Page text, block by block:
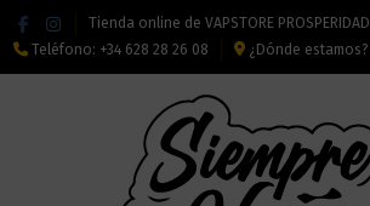
Tienda online de VAPSTORE PROSPERIDAD
Teléfono: +34 628 28 26 08 ¿Dónde estamos?